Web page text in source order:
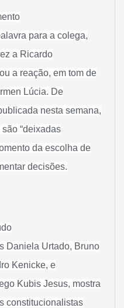
para a colega,
a Ricardo
a reação, em tom de
Lúcia. De
nesta semana,
“deixadas
da escolha de
decisões.
Daniela Urtado, Bruno
Kenicke, e
Kubis Jesus, mostra
constitucionalistas